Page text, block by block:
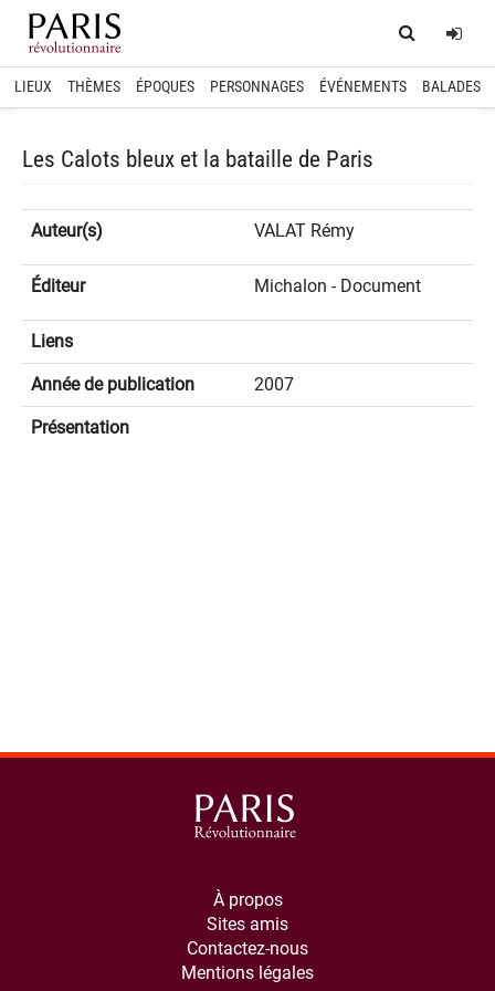
Home
LIEUX THÈMES ÉPOQUES PERSONNAGES ÉVÉNEMENTS BALADES
Les Calots bleux et la bataille de Paris
Auteur(s) VALAT Rémy
Éditeur Michalon - Document
Liens
Année de publication 2007
Présentation
À propos
Sites amis
Contactez-nous
Mentions légales